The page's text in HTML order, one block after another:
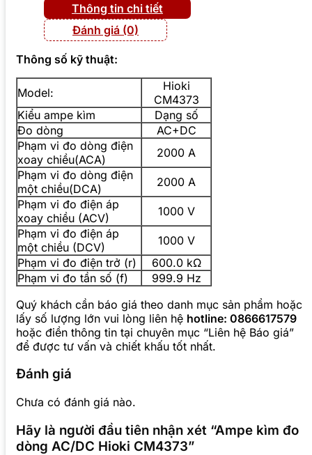
Thông tin chi tiết
Đánh giá (0)
Thông số kỹ thuật:
Model:
Hioki
CM4373
Kiểu ampe kìm
Dạng số
Đo dòng
AC+DC
Phạm vi đo dòng điện
xoay chiều(ACA)
2000 A
Phạm vi đo dòng điện
một chiều(DCA)
2000 A
Phạm vi đo điện áp
xoay chiều (ACV)
1000 V
Phạm vi đo điện áp
một chiều (DCV)
1000 V
Phạm vi đo điện trở (r)
600.0 kΩ
Phạm vi đo tần số (f)
999.9 Hz
Quý khách cần báo giá theo danh mục sản phẩm hoặc
lấy số lượng lớn vui lòng liên hệ hotline: 0866617579
hoặc điền thông tin tại chuyên mục “Liên hệ Báo giá”
để được tư vấn và chiết khấu tốt nhất.
Đánh giá
Chưa có đánh giá nào.
Hãy là người đầu tiên nhận xét “Ampe kìm đo
dòng AC/DC Hioki CM4373”